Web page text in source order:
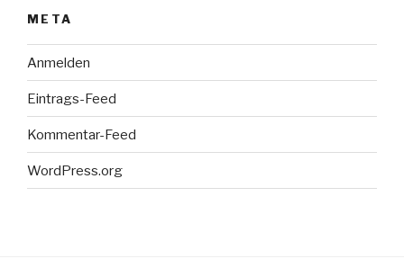
META
Anmelden
Eintrags-Feed
Kommentar-Feed
WordPress.org